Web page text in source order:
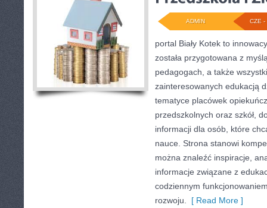
CZE -
ADMIN
portal Biały Kotek to
została przygotowana z
pedagogach, a także
zainteresowanych edukacją
tematyce placówek
przedszkolnych oraz szkół,
informacji dla osób, które
nauce. Strona stanowi
można znaleźć inspiracje,
informacje związane z
codziennym
rozwoju.
[ Read More ]